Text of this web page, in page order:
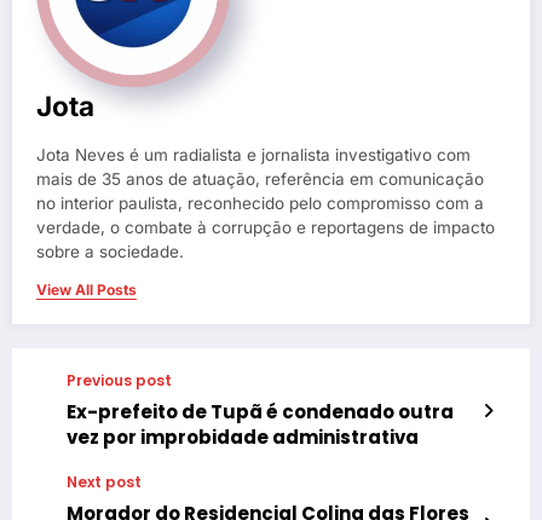
Jota
Jota Neves é um radialista e jornalista investigativo com
mais de 35 anos de atuação, referência em comunicação
no interior paulista, reconhecido pelo compromisso com a
verdade, o combate à corrupção e reportagens de impacto
sobre a sociedade.
View All Posts
Previous post
Ex-prefeito de Tupã é condenado outra
vez por improbidade administrativa
Next post
Morador do Residencial Colina das Flores